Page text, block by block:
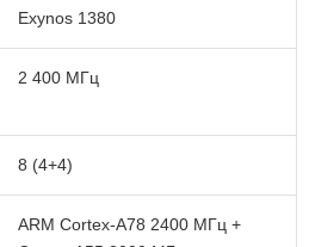
Exynos 1380
2 400 МГц
8 (4+4)
ARM Cortex-A78 2400 МГц +